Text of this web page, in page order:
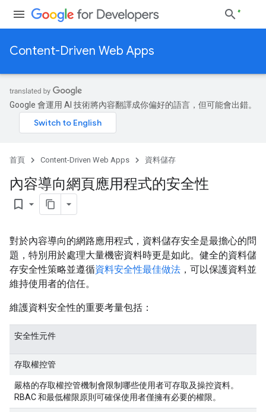
Content-Driven Web Apps
Google 會運用 AI 技術將內容翻譯成你偏好的語言，但可能會出錯。
首頁 Content-Driven Web Apps 資料儲存
內容導向網頁應用程式的安全性
bookmark_border
對於內容導向的網路應用程式，資料儲存安全是最擔心的問
題，特別用於處理大量機密資料時更是如此。健全的資料儲
存安全性策略並遵循資料安全性最佳做法 ，可以保護資料並
維持使用者的信任。
維護資料安全性的重要考量包括：
安全性元件
存取權控管
嚴格的存取權控管機制會限制哪些使用者可存取及操控資料。
RBAC 和最低權限原則可確保使用者僅擁有必要的權限。